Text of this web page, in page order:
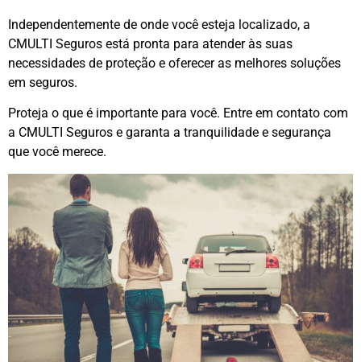
Independentemente de onde você esteja localizado, a
CMULTI Seguros está pronta para atender às suas
necessidades de proteção e oferecer as melhores soluções
em seguros.
Proteja o que é importante para você. Entre em contato com
a CMULTI Seguros e garanta a tranquilidade e segurança
que você merece.